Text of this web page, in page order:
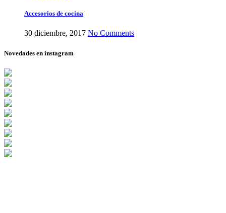
Accesorios de cocina
30 diciembre, 2017 No Comments
Novedades en instagram